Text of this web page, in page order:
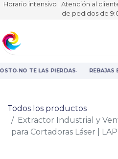
Horario intensivo | Atención al
de pedidos de
·NO TE LAS PIERDAS· REBAJAS
Todos los productos
Extractor Industrial y
para Cortadoras Láser |